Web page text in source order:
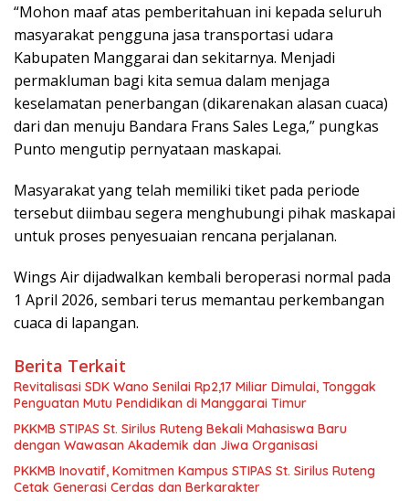
“Mohon maaf atas pemberitahuan ini kepada seluruh
masyarakat pengguna jasa transportasi udara
Kabupaten Manggarai dan sekitarnya. Menjadi
permakluman bagi kita semua dalam menjaga
keselamatan penerbangan (dikarenakan alasan cuaca)
dari dan menuju Bandara Frans Sales Lega,” pungkas
Punto mengutip pernyataan maskapai.
Masyarakat yang telah memiliki tiket pada periode
tersebut diimbau segera menghubungi pihak maskapai
untuk proses penyesuaian rencana perjalanan.
Wings Air dijadwalkan kembali beroperasi normal pada
1 April 2026, sembari terus memantau perkembangan
cuaca di lapangan.
Berita Terkait
Revitalisasi SDK Wano Senilai Rp2,17 Miliar Dimulai, Tonggak
Penguatan Mutu Pendidikan di Manggarai Timur
PKKMB STIPAS St. Sirilus Ruteng Bekali Mahasiswa Baru
dengan Wawasan Akademik dan Jiwa Organisasi
PKKMB Inovatif, Komitmen Kampus STIPAS St. Sirilus Ruteng
Cetak Generasi Cerdas dan Berkarakter